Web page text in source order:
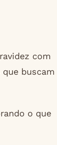
com
buscam
o que